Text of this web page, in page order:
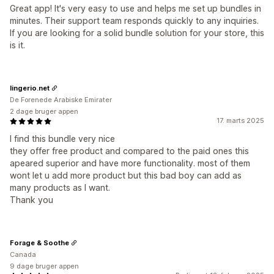
Great app! It's very easy to use and helps me set up bundles in
minutes. Their support team responds quickly to any inquiries.
If you are looking for a solid bundle solution for your store, this
is it.
17. marts 2025
I find this bundle very nice
they offer free product and compared to the paid ones this
apeared superior and have more functionality. most of them
wont let u add more product but this bad boy can add as
many products as I want.
Thank you
lingerio.net
De Forenede Arabiske Emirater
2 dage bruger appen
Forage & Soothe
Canada
9 dage bruger appen